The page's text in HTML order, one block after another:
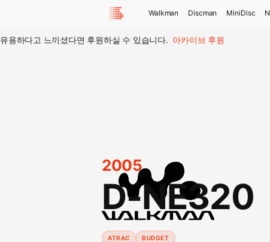
Walkman Discman MiniDisc
유용하다고 느끼셨다면 후원하실 수 있습니다. 아카이브 후원
2005
D-NE320
ATRAC BUDGET